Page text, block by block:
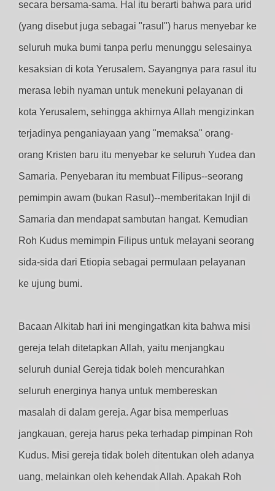
secara bersama-sama. Hal itu berarti bahwa para urid
(yang disebut juga sebagai "rasul") harus menyebar ke
seluruh muka bumi tanpa perlu menunggu selesainya
kesaksian di kota Yerusalem. Sayangnya para rasul itu
merasa lebih nyaman untuk menekuni pelayanan di
kota Yerusalem, sehingga akhirnya Allah mengizinkan
terjadinya penganiayaan yang "memaksa" orang-
orang Kristen baru itu menyebar ke seluruh Yudea dan
Samaria. Penyebaran itu membuat Filipus--seorang
pemimpin awam (bukan Rasul)--memberitakan Injil di
Samaria dan mendapat sambutan hangat. Kemudian
Roh Kudus memimpin Filipus untuk melayani seorang
sida-sida dari Etiopia sebagai permulaan pelayanan
ke ujung bumi.
Bacaan Alkitab hari ini mengingatkan kita bahwa misi
gereja telah ditetapkan Allah, yaitu menjangkau
seluruh dunia! Gereja tidak boleh mencurahkan
seluruh energinya hanya untuk membereskan
masalah di dalam gereja. Agar bisa memperluas
jangkauan, gereja harus peka terhadap pimpinan Roh
Kudus. Misi gereja tidak boleh ditentukan oleh adanya
uang, melainkan oleh kehendak Allah. Apakah Roh